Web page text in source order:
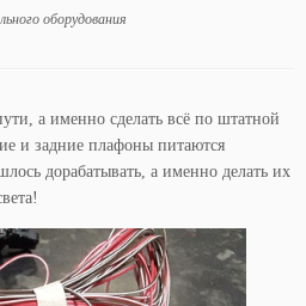
оборудования
а именно сделать всё по штатной
и задние плафоны питаются
дорабатывать, а именно делать их